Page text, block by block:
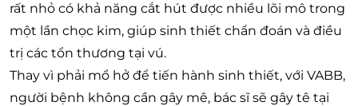
rất nhỏ có khả năng cắt hút được nhiều lõi mô trong
một lần chọc kim, giúp sinh thiết chẩn đoán và điều
trị các tổn thương tại vú.
Thay vì phải mổ hở để tiến hành sinh thiết, với VABB,
người bệnh không cần gây mê, bác sĩ sẽ gây tê tại